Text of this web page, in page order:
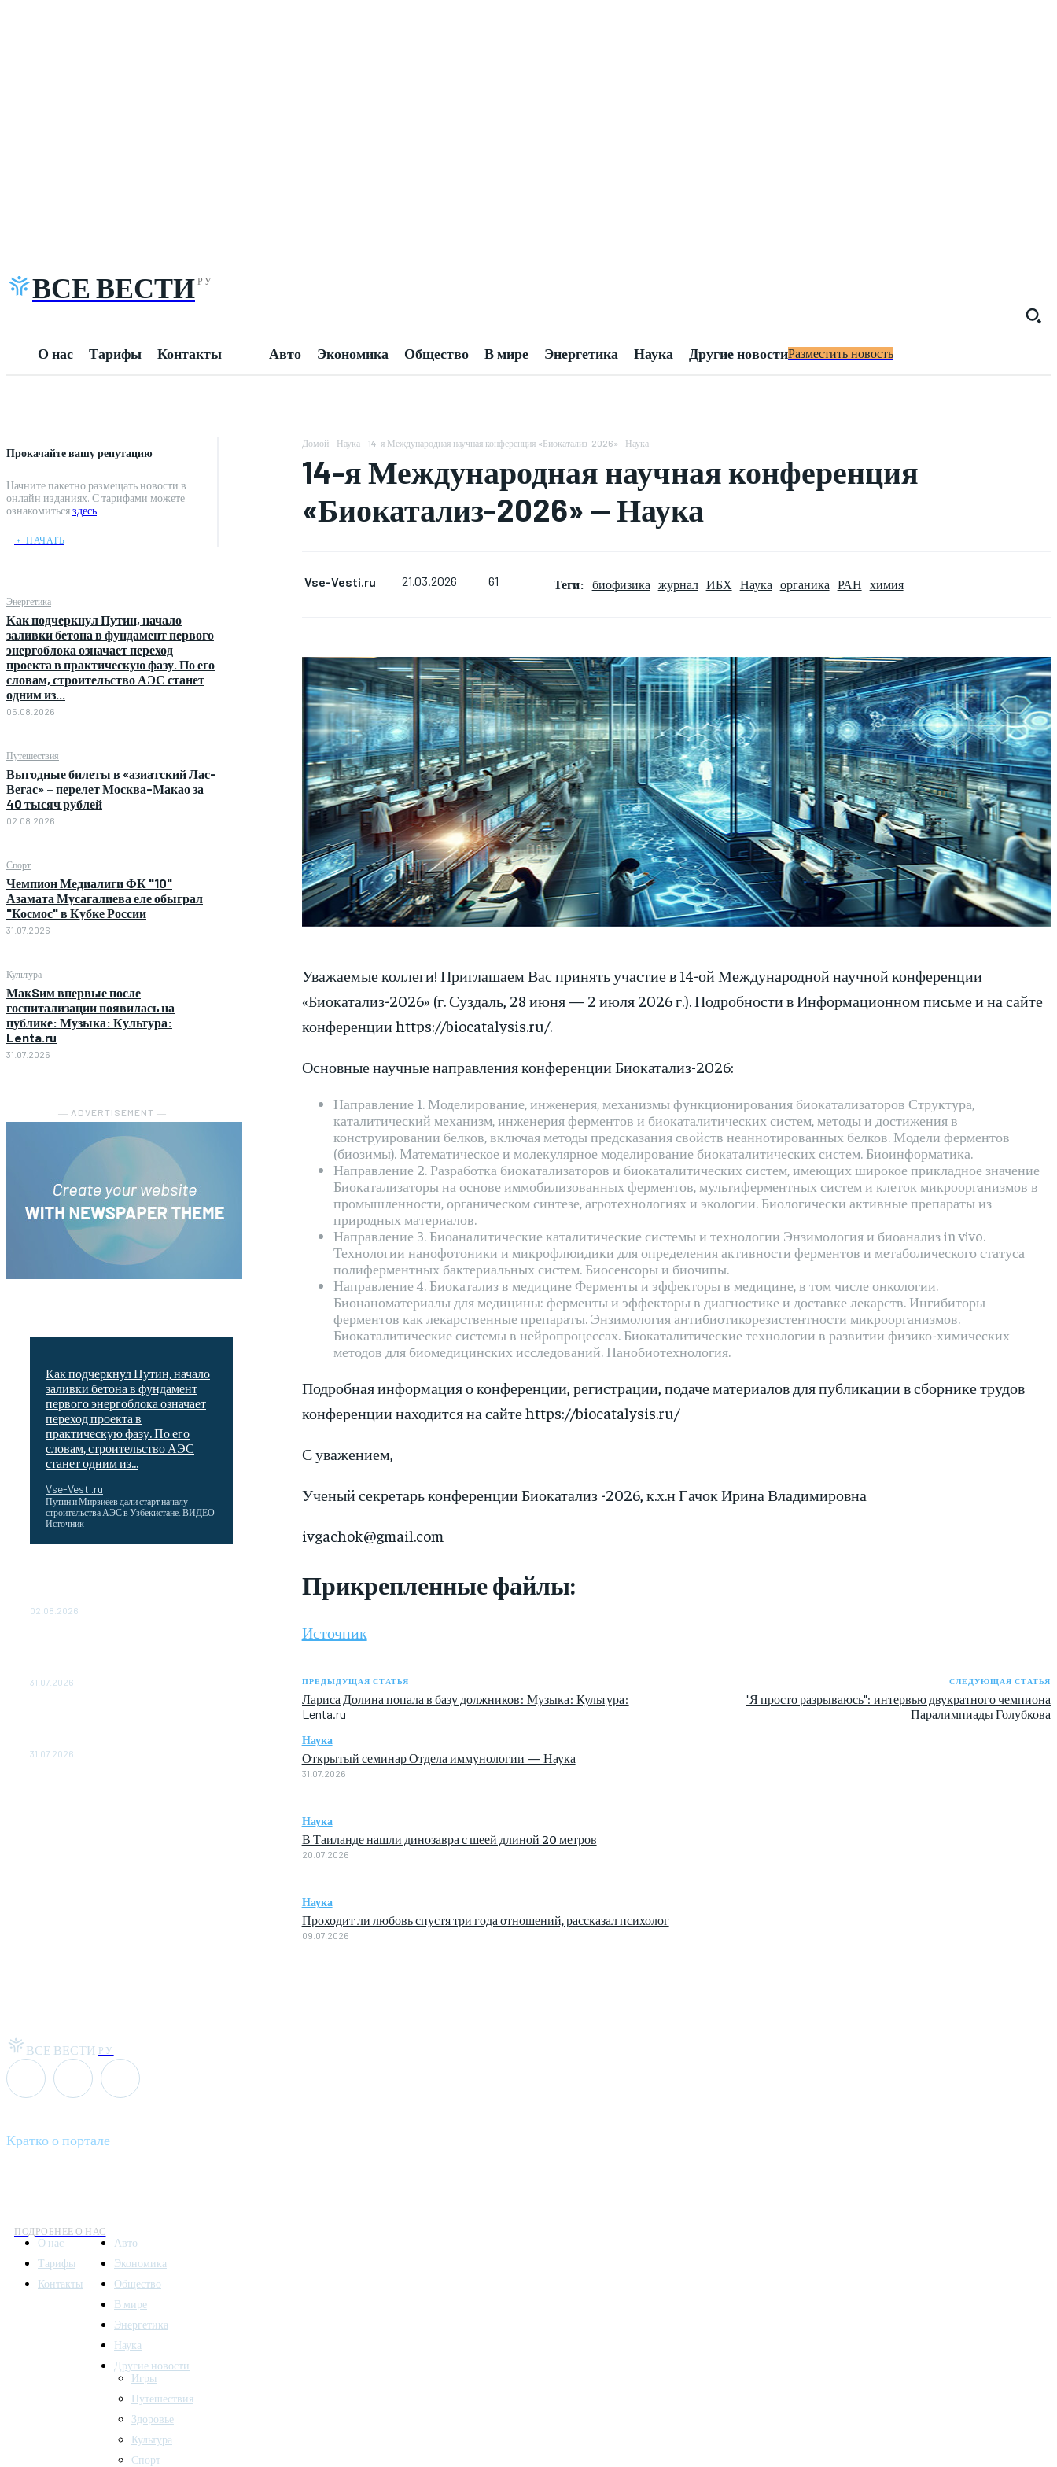
ВСЕ ВЕСТИ РУ
О нас Тарифы Контакты Авто Экономика Общество В мире Энергетика Наука Другие новостиРазместить новость
Прокачайте вашу репутацию
Начните пакетно размещать новости в
онлайн изданиях. С тарифами можете
ознакомитьсяздесь
﹢ НАЧАТЬ
Энергетика
Как подчеркнул Путин, начало
заливки бетона в фундамент первого
энергоблока означает переход
проекта в практическую фазу. По его
словам, строительство АЭС станет
одним из...
05.08.2026
Путешествия
Выгодные билеты в «азиатский Лас-
Вегас» – перелет Москва-Макао за
40 тысяч рублей
02.08.2026
Спорт
Чемпион Медиалиги ФК "10"
Азамата Мусагалиева еле обыграл
"Космос" в Кубке России
31.07.2026
Культура
МакSим впервые после
госпитализации появилась на
публике: Музыка: Культура:
Lenta.ru
31.07.2026
― ADVERTISEMENT ―
Как подчеркнул Путин, начало
заливки бетона в фундамент
первого энергоблока означает
переход проекта в
практическую фазу. По его
словам, строительство АЭС
станет одним из...
Vse-Vesti.ru
Путин и Мирзиёев дали старт началу
строительства АЭС в Узбекистане. ВИДЕО
Источник
02.08.2026
31.07.2026
31.07.2026
Домой Наука 14-я Международная научная конференция «Биокатализ-2026» - Наука
14-я Международная научная конференция
«Биокатализ-2026» — Наука
Vse-Vesti.ru 21.03.2026 61 Теги: биофизика журнал ИБХ Наука органика РАН химия
Уважаемые коллеги! Приглашаем Вас принять участие в 14-ой Международной научной конференции
«Биокатализ-2026» (г. Суздаль, 28 июня — 2 июля 2026 г.). Подробности в Информационном письме и на сайте
конференции https://biocatalysis.ru/.
Основные научные направления конференции Биокатализ-2026:
Направление 1. Моделирование, инженерия, механизмы функционирования биокатализаторов Структура,
каталитический механизм, инженерия ферментов и биокаталитических систем, методы и достижения в
конструировании белков, включая методы предсказания свойств неаннотированных белков. Модели ферментов
(биозимы). Математическое и молекулярное моделирование биокаталитических систем. Биоинформатика.
Направление 2. Разработка биокатализаторов и биокаталитических систем, имеющих широкое прикладное значение
Биокатализаторы на основе иммобилизованных ферментов, мультиферментных систем и клеток микроорганизмов в
промышленности, органическом синтезе, агротехнологиях и экологии. Биологически активные препараты из
природных материалов.
Направление 3. Биоаналитические каталитические системы и технологии Энзимология и биоанализ in vivo.
Технологии нанофотоники и микрофлюидики для определения активности ферментов и метаболического статуса
полиферментных бактериальных систем. Биосенсоры и биочипы.
Направление 4. Биокатализ в медицине Ферменты и эффекторы в медицине, в том числе онкологии.
Бионаноматериалы для медицины: ферменты и эффекторы в диагностике и доставке лекарств. Ингибиторы
ферментов как лекарственные препараты. Энзимология антибиотикорезистентности микроорганизмов.
Биокаталитические системы в нейропроцессах. Биокаталитические технологии в развитии физико-химических
методов для биомедицинских исследований. Нанобиотехнология.
Подробная информация о конференции, регистрации, подаче материалов для публикации в сборнике трудов
конференции находится на сайте https://biocatalysis.ru/
С уважением,
Ученый секретарь конференции Биокатализ -2026, к.х.н Гачок Ирина Владимировна
ivgachok@gmail.com
Прикрепленные файлы:
Источник
ПРЕДЫДУЩАЯ СТАТЬЯ
Лариса Долина попала в базу должников: Музыка: Культура:
Lenta.ru
СЛЕДУЮЩАЯ СТАТЬЯ
"Я просто разрываюсь": интервью двукратного чемпиона
Паралимпиады Голубкова
Наука
Открытый семинар Отдела иммунологии — Наука
31.07.2026
Наука
В Таиланде нашли динозавра с шеей длиной 20 метров
20.07.2026
Наука
Проходит ли любовь спустя три года отношений, рассказал психолог
09.07.2026
ВСЕ ВЕСТИ РУ
Кратко о портале
ПОДРОБНЕЕ О НАС
О нас
Тарифы
Контакты
Авто
Экономика
Общество
В мире
Энергетика
Наука
Другие новости
Игры
Путешествия
Здоровье
Культура
Спорт